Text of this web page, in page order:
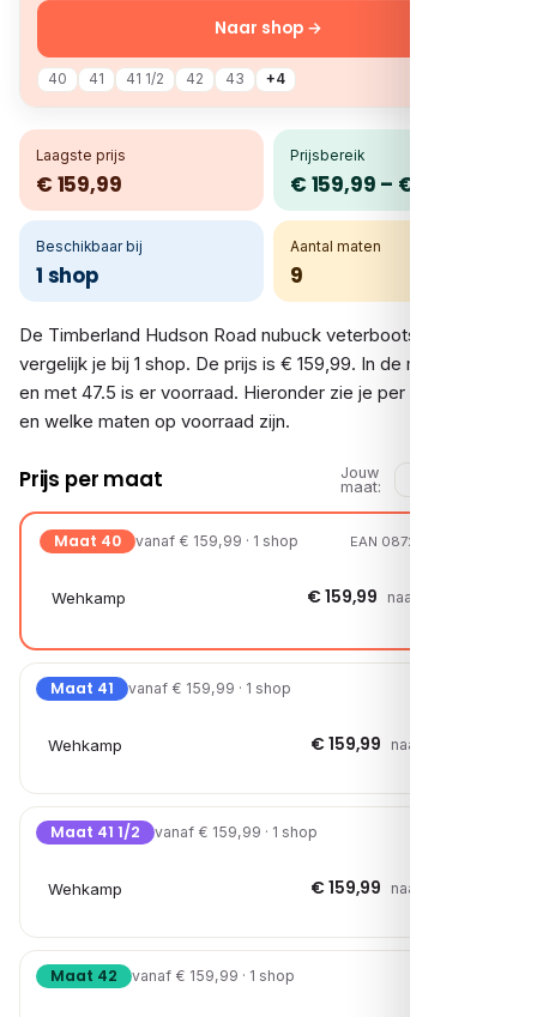
40 41 41 1/2 42 43 +4
Naar shop →
Laagste prijs
€ 159,99
Prijsbereik
€ 159,99 – € 159,99
Beschikbaar bij
1 shop
Aantal maten
9
De Timberland Hudson Road nubuck veterboots bruin
vergelijk je bij 1 shop. De prijs is € 159,99. In de maten 40 tot
en met 47.5 is er voorraad. Hieronder zie je per shop de prijs
en welke maten op voorraad zijn.
Prijs per maat
Jouw
maat:
Maat 40 vanaf € 159,99 · 1 shop EAN 08721108020197
Wehkamp € 159,99 naar shop →
Maat 41 vanaf € 159,99 · 1 shop
Wehkamp € 159,99 naar shop →
Maat 41 1/2 vanaf € 159,99 · 1 shop
Wehkamp € 159,99 naar shop →
Maat 42 vanaf € 159,99 · 1 shop